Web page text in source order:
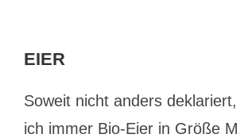
EIER
Soweit nicht anders
ich immer Bio-Eier in Größe